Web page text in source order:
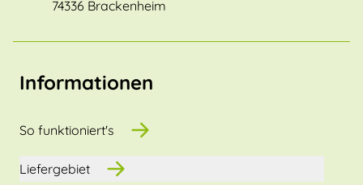
74336 Brackenheim
Informationen
So funktioniert's
Liefergebiet